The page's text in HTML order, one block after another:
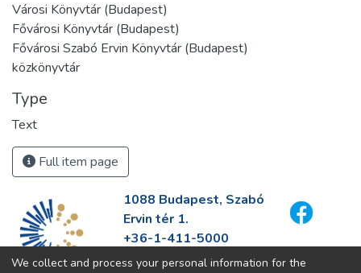
Városi Könyvtár (Budapest)
Fővárosi Könyvtár (Budapest)
Fővárosi Szabó Ervin Könyvtár (Budapest)
közkönyvtár
Type
Text
Full item page
1088 Budapest, Szabó
Ervin tér 1.
+36-1-411-5000
info@fszek.hu
We collect and process your personal information for the